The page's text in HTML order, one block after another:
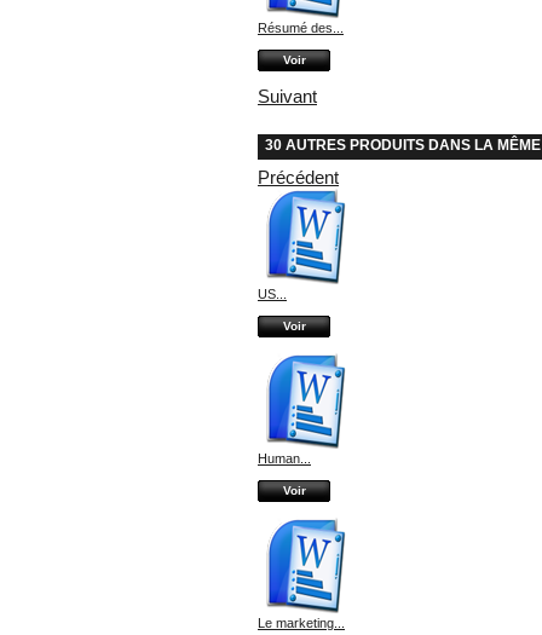
Résumé des...
Voir
Suivant
30 AUTRES PRODUITS DANS LA
Précédent
US...
Voir
Human...
Voir
Le marketing...